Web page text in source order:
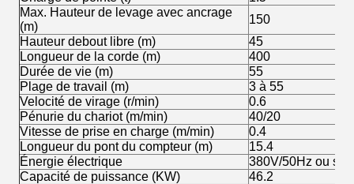
Max. Hauteur de levage avec ancrage
(m)
150
Hauteur debout libre (m)
45
Longueur de la corde (m)
400
Durée de vie (m)
55
Plage de travail (m)
3 à 55
Velocité de virage (r/min)
0.6
Pénurie du chariot (m/min)
40/20
Vitesse de prise en charge (m/min)
0.4
Longueur du pont du compteur (m)
15.4
Énergie électrique
380V/50Hz ou
Capacité de puissance (KW)
46.2